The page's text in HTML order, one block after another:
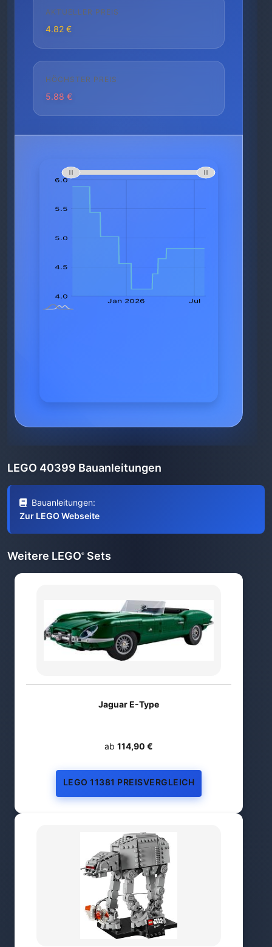
AKTUELLER PREIS
4.82 €
HÖCHSTER PREIS
5.88 €
LEGO 40399 Bauanleitungen
Bauanleitungen:
Zur LEGO Webseite
Weitere LEGO® Sets
Jaguar E-Type
ab 114,90 €
LEGO 11381 PREISVERGLEICH